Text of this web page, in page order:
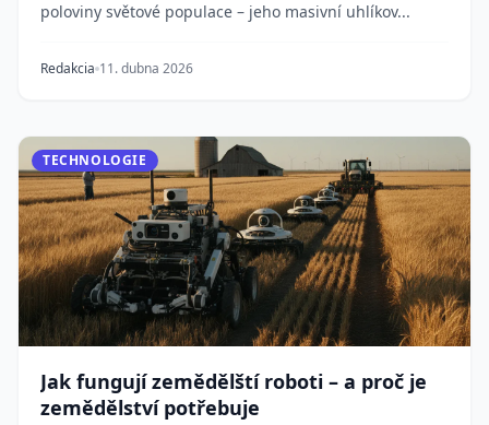
poloviny světové populace – jeho masivní uhlíkov...
Redakcia 11. dubna 2026
TECHNOLOGIE
Jak fungují zemědělští roboti – a proč je
zemědělství potřebuje